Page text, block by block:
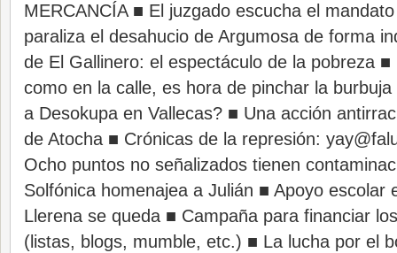
MERCANCÍA ■ El juzgado escucha el
paraliza el desahucio de Argumosa de forma
de El Gallinero: el espectáculo de la pobreza
como en la calle, es hora de pinchar la
a Desokupa en Vallecas? ■ Una acción
de Atocha ■ Crónicas de la represión:
Ocho puntos no señalizados tienen
Solfónica homenajea a Julián ■ Apoyo escolar
Llerena se queda ■ Campaña para financiar
(listas, blogs, mumble, etc.) ■ La lucha por el